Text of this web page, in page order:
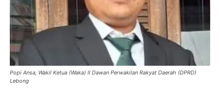
Popi Ansa, Wakil Ketua (Waka) II Dawan Perwakilan Rakyat Daerah (DPRD)
Lebong